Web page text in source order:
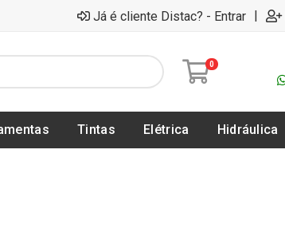
Já é cliente Distac? - Entrar |
0
Tintas Elétrica Hidráulica